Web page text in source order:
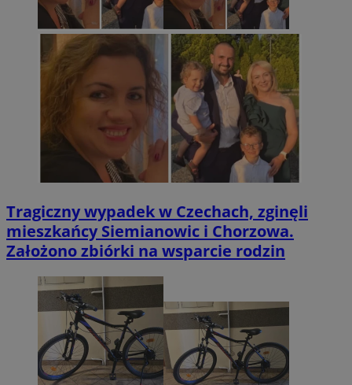
Tragiczny wypadek w Czechach, zginęli
mieszkańcy Siemianowic i Chorzowa.
Założono zbiórki na wsparcie rodzin